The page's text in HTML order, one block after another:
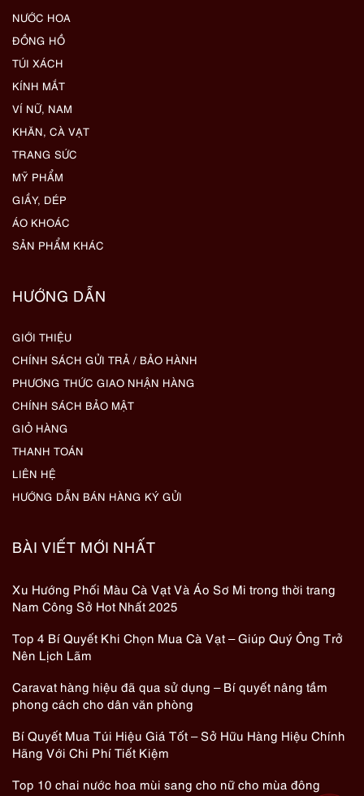
NƯỚC HOA
ĐỒNG HỒ
TÚI XÁCH
KÍNH MẮT
VÍ NỮ, NAM
KHĂN, CÀ VẠT
TRANG SỨC
MỸ PHẨM
GIẦY, DÉP
ÁO KHOÁC
SẢN PHẨM KHÁC
HƯỚNG DẪN
GIỚI THIỆU
CHÍNH SÁCH GỬI TRẢ / BẢO HÀNH
PHƯƠNG THỨC GIAO NHẬN HÀNG
CHÍNH SÁCH BẢO MẬT
GIỎ HÀNG
THANH TOÁN
LIÊN HỆ
HƯỚNG DẪN BÁN HÀNG KÝ GỬI
BÀI VIẾT MỚI NHẤT
Xu Hướng Phối Màu Cà Vạt Và Áo Sơ Mi trong thời trang
Nam Công Sở Hot Nhất 2025
Top 4 Bí Quyết Khi Chọn Mua Cà Vạt – Giúp Quý Ông Trở
Nên Lịch Lãm
Caravat hàng hiệu đã qua sử dụng – Bí quyết nâng tầm
phong cách cho dân văn phòng
Bí Quyết Mua Túi Hiệu Giá Tốt – Sở Hữu Hàng Hiệu Chính
Hãng Với Chi Phí Tiết Kiệm
Top 10 chai nước hoa mùi sang cho nữ cho mùa đông